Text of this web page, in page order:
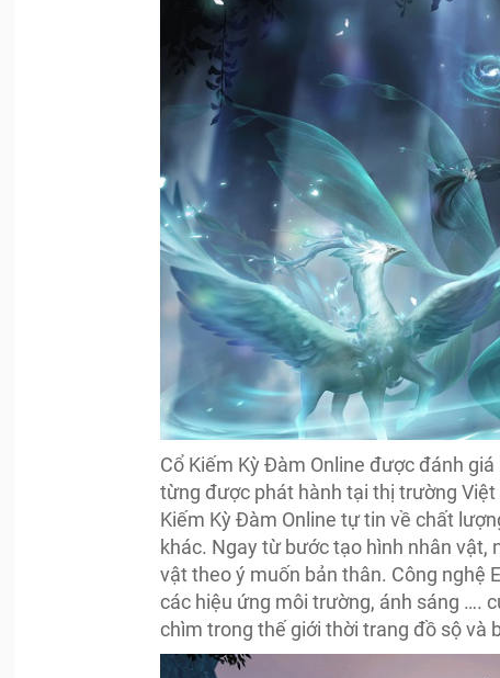
Cổ Kiếm Kỳ Đàm Online được đánh
từng được phát hành tại thị trường
Kiếm Kỳ Đàm Online tự tin về chất
khác. Ngay từ bước tạo hình nhân
vật theo ý muốn bản thân. Công nghệ
các hiệu ứng môi trường, ánh sáng ….
chìm trong thế giới thời trang đồ sộ và